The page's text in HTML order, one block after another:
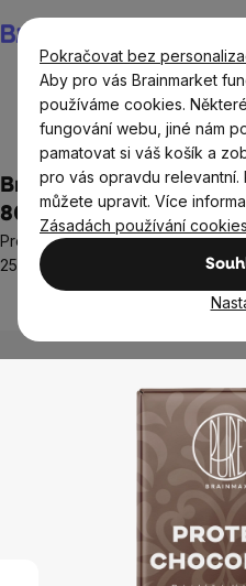
Pokračovat bez
Aby pro vás Brainmarket
používáme cookies.
fungování webu, jiné nám
pamatovat si váš košík a
pro vás opravdu
můžete upravit. Více
Zásadách používání cookies
na
obsah
Potraviny Sladké
BrainMax Pure®
80 g
Prémiová proteinová hořká
25 % bílkovin
hodnocení
produktu
1 hodnocení